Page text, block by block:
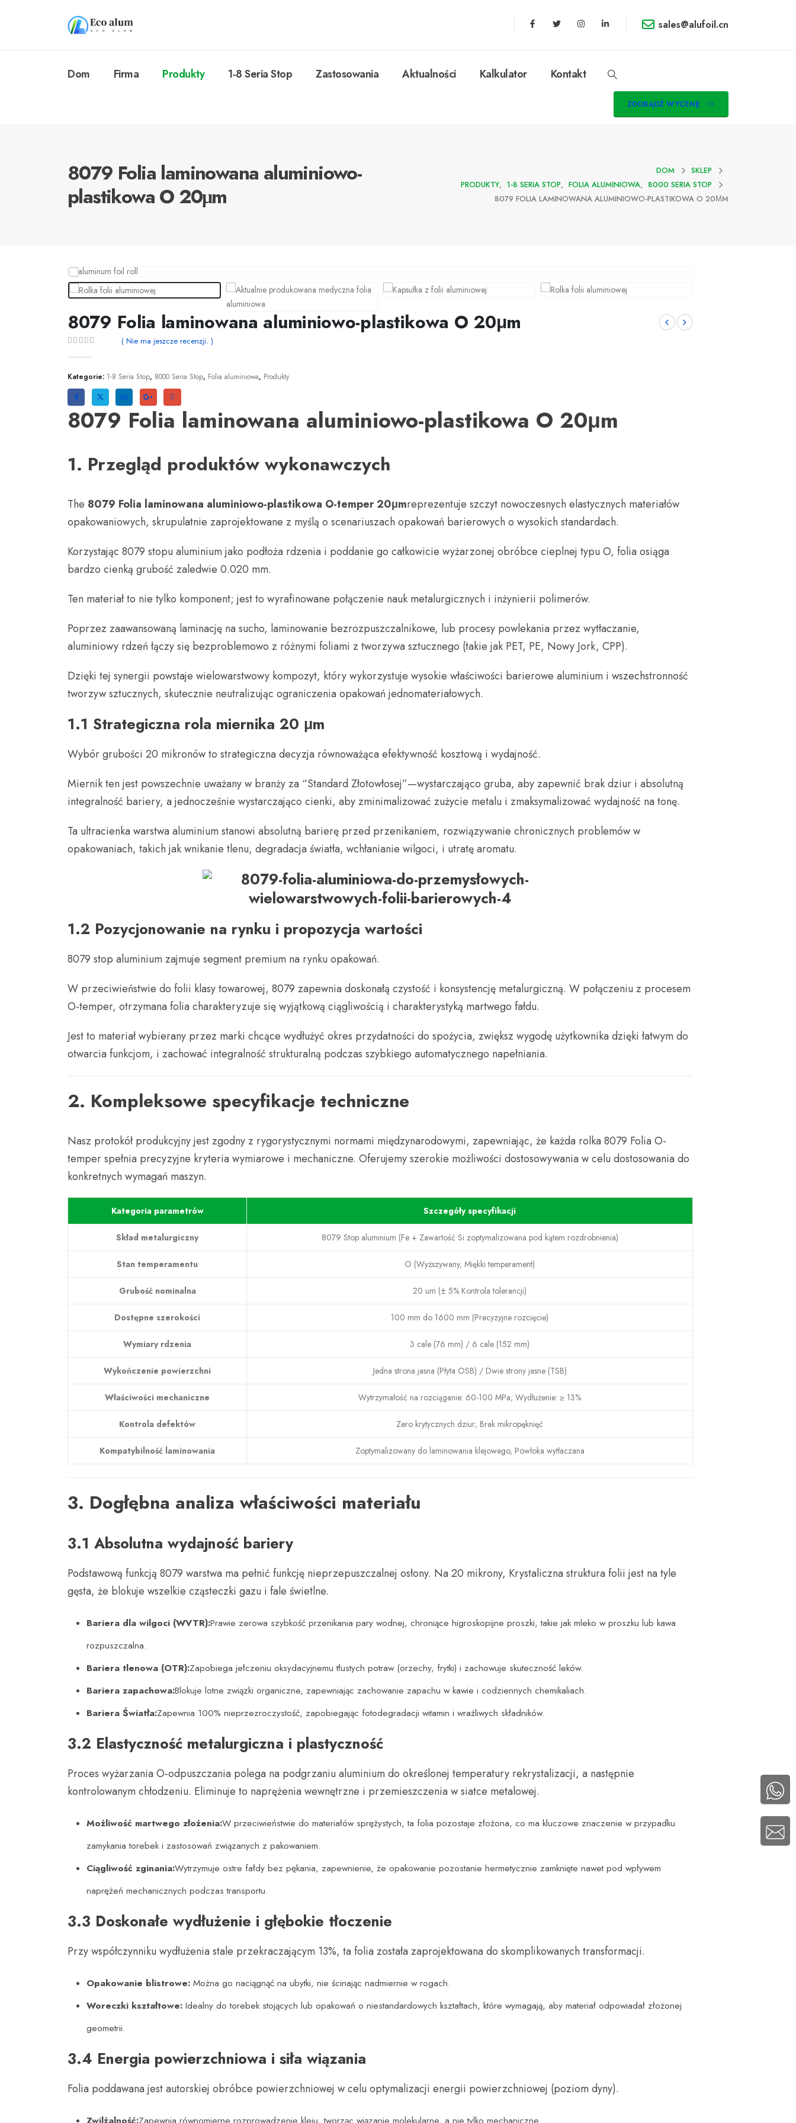
sales@alufoil.cn
Dom Firma Produkty 1-8 Seria Stop Zastosowania Aktualności Kalkulator Kontakt
ZDOBĄDŹ WYCENĘ
8079 Folia laminowana aluminiowo-
plastikowa O 20μm
DOM
SKLEP
PRODUKTY, 1-8 SERIA STOP, FOLIA ALUMINIOWA, 8000 SERIA STOP
8079 FOLIA LAMINOWANA ALUMINIOWO-PLASTIKOWA O 20ΜM
8079 Folia laminowana aluminiowo-plastikowa O 20μm
( Nie ma jeszcze recenzji. )
Kategorie: 1-8 Seria Stop, 8000 Seria Stop, Folia aluminiowa, Produkty
8079 Folia laminowana aluminiowo-plastikowa O 20μm
1. Przegląd produktów wykonawczych
The 8079 Folia laminowana aluminiowo-plastikowa O-temper 20μmreprezentuje szczyt nowoczesnych elastycznych materiałów
opakowaniowych, skrupulatnie zaprojektowane z myślą o scenariuszach opakowań barierowych o wysokich standardach.
Korzystając 8079 stopu aluminium jako podłoża rdzenia i poddanie go całkowicie wyżarzonej obróbce cieplnej typu O, folia osiąga
bardzo cienką grubość zaledwie 0.020 mm.
Ten materiał to nie tylko komponent; jest to wyrafinowane połączenie nauk metalurgicznych i inżynierii polimerów.
Poprzez zaawansowaną laminację na sucho, laminowanie bezrozpuszczalnikowe, lub procesy powlekania przez wytłaczanie,
aluminiowy rdzeń łączy się bezproblemowo z różnymi foliami z tworzywa sztucznego (takie jak PET, PE, Nowy Jork, CPP).
Dzięki tej synergii powstaje wielowarstwowy kompozyt, który wykorzystuje wysokie właściwości barierowe aluminium i wszechstronność
tworzyw sztucznych, skutecznie neutralizując ograniczenia opakowań jednomateriałowych.
1.1 Strategiczna rola miernika 20 μm
Wybór grubości 20 mikronów to strategiczna decyzja równoważąca efektywność kosztową i wydajność.
Miernik ten jest powszechnie uważany w branży za “Standard Złotowłosej”—wystarczająco gruba, aby zapewnić brak dziur i absolutną
integralność bariery, a jednocześnie wystarczająco cienki, aby zminimalizować zużycie metalu i zmaksymalizować wydajność na tonę.
Ta ultracienka warstwa aluminium stanowi absolutną barierę przed przenikaniem, rozwiązywanie chronicznych problemów w
opakowaniach, takich jak wnikanie tlenu, degradacja światła, wchłanianie wilgoci, i utratę aromatu.
1.2 Pozycjonowanie na rynku i propozycja wartości
8079 stop aluminium zajmuje segment premium na rynku opakowań.
W przeciwieństwie do folii klasy towarowej, 8079 zapewnia doskonałą czystość i konsystencję metalurgiczną. W połączeniu z procesem
O-temper, otrzymana folia charakteryzuje się wyjątkową ciągliwością i charakterystyką martwego fałdu.
Jest to materiał wybierany przez marki chcące wydłużyć okres przydatności do spożycia, zwiększ wygodę użytkownika dzięki łatwym do
otwarcia funkcjom, i zachować integralność strukturalną podczas szybkiego automatycznego napełniania.
2. Kompleksowe specyfikacje techniczne
Nasz protokół produkcyjny jest zgodny z rygorystycznymi normami międzynarodowymi, zapewniając, że każda rolka 8079 Folia O-
temper spełnia precyzyjne kryteria wymiarowe i mechaniczne. Oferujemy szerokie możliwości dostosowywania w celu dostosowania do
konkretnych wymagań maszyn.
Kategoria parametrów Szczegóły specyfikacji
Skład metalurgiczny 8079 Stop aluminium (Fe + Zawartość Si zoptymalizowana pod kątem rozdrobnienia)
Stan temperamentu O (Wyższywany, Miękki temperament)
Grubość nominalna 20 um (± 5% Kontrola tolerancji)
Dostępne szerokości 100 mm do 1600 mm (Precyzyjne rozcięcie)
Wymiary rdzenia 3 cale (76 mm) / 6 cale (152 mm)
Wykończenie powierzchni Jedna strona jasna (Płyta OSB) / Dwie strony jasne (TSB)
Właściwości mechaniczne Wytrzymałość na rozciąganie: 60-100 MPa; Wydłużenie: ≥ 13%
Kontrola defektów Zero krytycznych dziur; Brak mikropęknięć
Kompatybilność laminowania Zoptymalizowany do laminowania klejowego, Powłoka wytłaczana
3. Dogłębna analiza właściwości materiału
3.1 Absolutna wydajność bariery
Podstawową funkcją 8079 warstwa ma pełnić funkcję nieprzepuszczalnej osłony. Na 20 mikrony, Krystaliczna struktura folii jest na tyle
gęsta, że ​​blokuje wszelkie cząsteczki gazu i fale świetlne.
Bariera dla wilgoci (WVTR):Prawie zerowa szybkość przenikania pary wodnej, chroniące higroskopijne proszki, takie jak mleko w proszku lub kawa
rozpuszczalna.
Bariera tlenowa (OTR):Zapobiega jełczeniu oksydacyjnemu tłustych potraw (orzechy, frytki) i zachowuje skuteczność leków.
Bariera zapachowa:Blokuje lotne związki organiczne, zapewniając zachowanie zapachu w kawie i codziennych chemikaliach.
Bariera Światła:Zapewnia 100% nieprzezroczystość, zapobiegając fotodegradacji witamin i wrażliwych składników.
3.2 Elastyczność metalurgiczna i plastyczność
Proces wyżarzania O-odpuszczania polega na podgrzaniu aluminium do określonej temperatury rekrystalizacji, a następnie
kontrolowanym chłodzeniu. Eliminuje to naprężenia wewnętrzne i przemieszczenia w siatce metalowej.
Możliwość martwego złożenia:W przeciwieństwie do materiałów sprężystych, ta folia pozostaje złożona, co ma kluczowe znaczenie w przypadku
zamykania torebek i zastosowań związanych z pakowaniem.
Ciągliwość zginania:Wytrzymuje ostre fałdy bez pękania, zapewnienie, że opakowanie pozostanie hermetycznie zamknięte nawet pod wpływem
naprężeń mechanicznych podczas transportu.
3.3 Doskonałe wydłużenie i głębokie tłoczenie
Przy współczynniku wydłużenia stale przekraczającym 13%, ta folia została zaprojektowana do skomplikowanych transformacji.
Opakowanie blistrowe: ​ Można go naciągnąć na ubytki, nie ścinając nadmiernie w rogach.
Woreczki kształtowe: ​ Idealny do torebek stojących lub opakowań o niestandardowych kształtach, które wymagają, aby materiał odpowiadał złożonej
geometrii.
3.4 Energia powierzchniowa i siła wiązania
Folia poddawana jest autorskiej obróbce powierzchniowej w celu optymalizacji energii powierzchniowej (poziom dyny).